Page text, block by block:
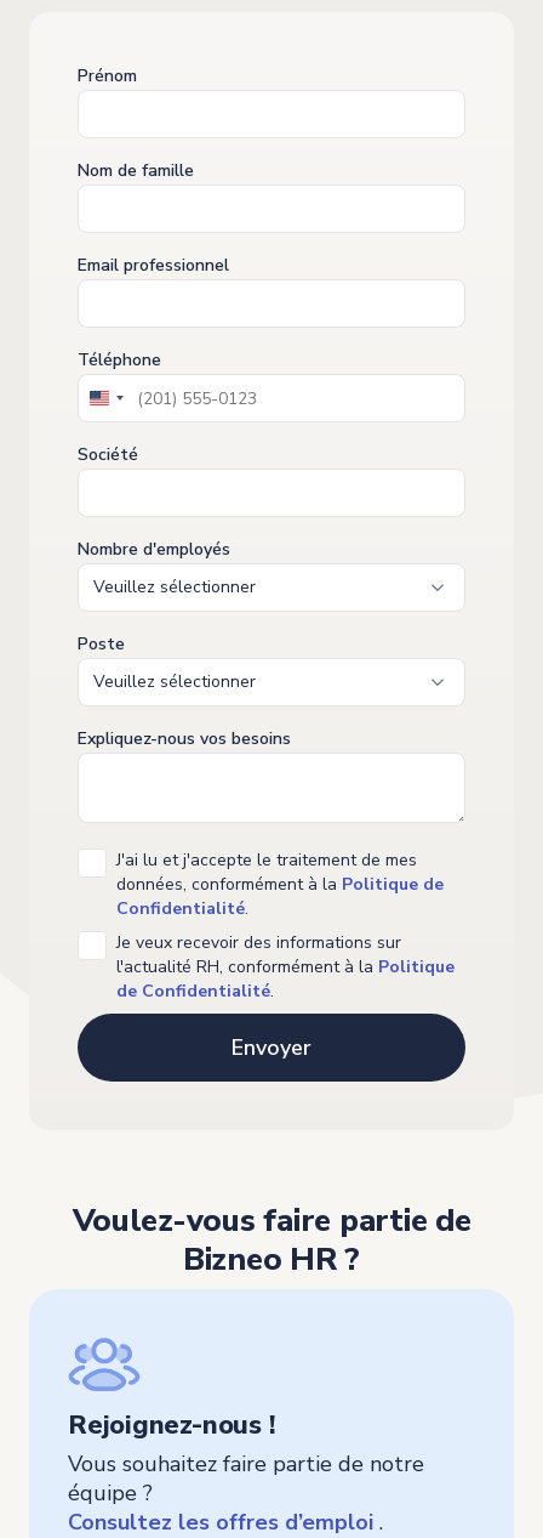
Prénom
Nom de famille
Email professionnel
Téléphone
United
+1
Société
Nombre d'employés
Poste
Expliquez-nous vos besoins
Je veux recevoir des informations sur
l'actualité RH, conformément à la Politique
de Confidentialité.
J'ai lu et j'accepte le traitement de mes
données, conformément à la Politique de
Confidentialité.
Voulez-vous faire partie de
Bizneo HR ?
Rejoignez-nous !
Vous souhaitez faire partie de notre
équipe ?
Consultez les offres d’emploi .